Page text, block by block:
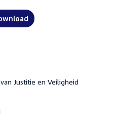
Justitie en Veiligheid